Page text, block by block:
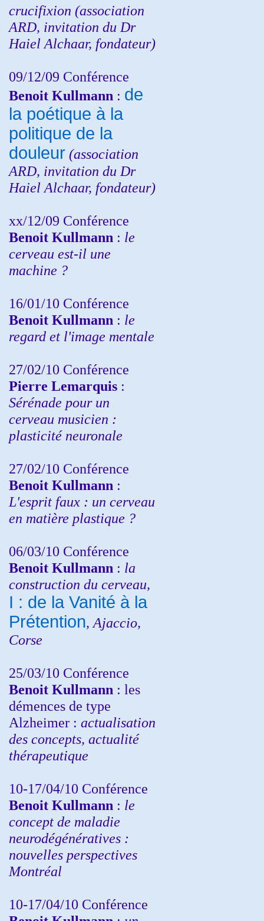
crucifixion (association
ARD, invitation du Dr
Haiel Alchaar, fondateur)
09/12/09 Conférence
Benoit Kullmann : de
la poétique à la
politique de la
douleur (association
ARD, invitation du Dr
Haiel Alchaar, fondateur)
xx/12/09 Conférence
Benoit Kullmann : le
cerveau est-il une
machine ?
16/01/10 Conférence
Benoit Kullmann : le
regard et l'image mentale
27/02/10 Conférence
Pierre Lemarquis :
Sérénade pour un
cerveau musicien :
plasticité neuronale
27/02/10 Conférence
Benoit Kullmann :
L'esprit faux : un cerveau
en matière plastique ?
06/03/10 Conférence
Benoit Kullmann : la
construction du cerveau,
I : de la Vanité à la
Prétention, Ajaccio,
Corse
25/03/10 Conférence
Benoit Kullmann : les
démences de type
Alzheimer : actualisation
des concepts, actualité
thérapeutique
10-17/04/10 Conférence
Benoit Kullmann : le
concept de maladie
neurodégénératives :
nouvelles perspectives
Montréal
10-17/04/10 Conférence